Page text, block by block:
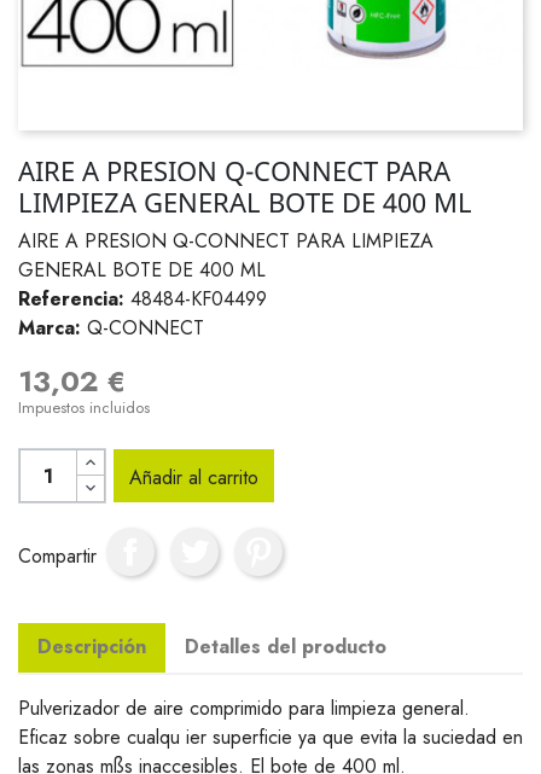
AIRE A PRESION Q-CONNECT PARA
LIMPIEZA GENERAL BOTE DE 400 ML
AIRE A PRESION Q-CONNECT PARA LIMPIEZA
GENERAL BOTE DE 400 ML
Referencia: 48484-KF04499
Marca: Q-CONNECT
13,02 €
Impuestos incluidos
Añadir al carrito
Compartir
Descripción Detalles del producto
Pulverizador de aire comprimido para limpieza general.
Eficaz sobre cualqu ier superficie ya que evita la suciedad en
las zonas mßs inaccesibles. El bote de 400 ml.